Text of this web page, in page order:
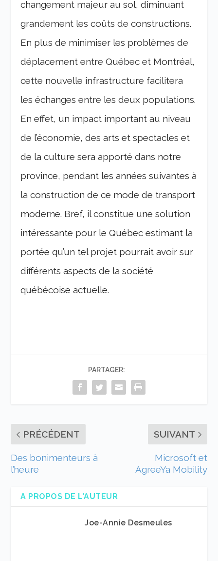
changement majeur au sol, diminuant
grandement les coûts de constructions.
En plus de minimiser les problèmes de
déplacement entre Québec et Montréal,
cette nouvelle infrastructure facilitera
les échanges entre les deux populations.
En effet, un impact important au niveau
de l’économie, des arts et spectacles et
de la culture sera apporté dans notre
province, pendant les années suivantes à
la construction de ce mode de transport
moderne. Bref, il constitue une solution
intéressante pour le Québec estimant la
portée qu’un tel projet pourrait avoir sur
différents aspects de la société
québécoise actuelle.
PARTAGER:
PRÉCÉDENT
Des bonimenteurs à
l’heure
SUIVANT
Microsoft et
AgreeYa Mobility
A PROPOS DE L'AUTEUR
Joe-Annie Desmeules